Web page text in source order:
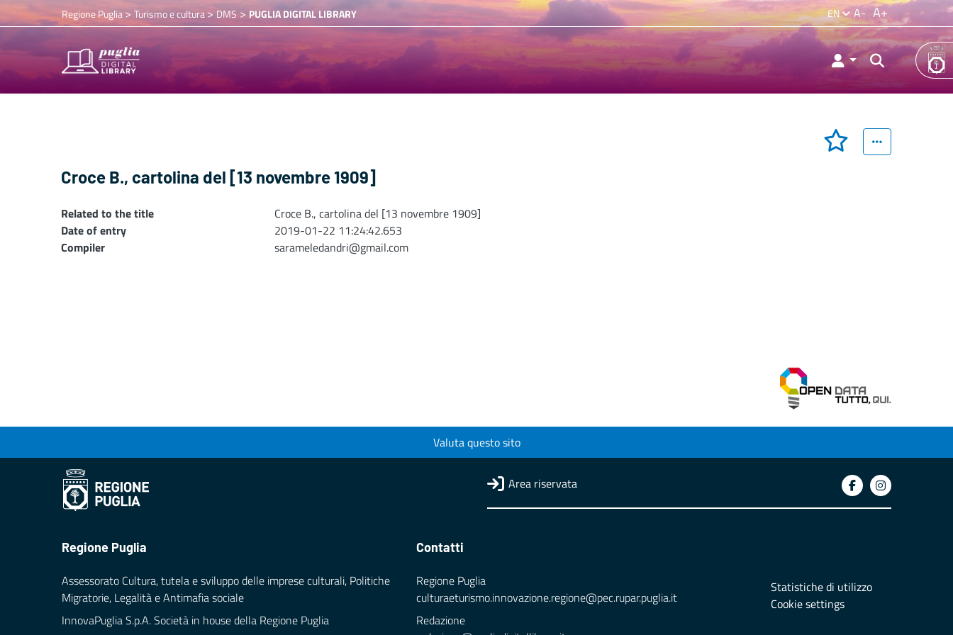
Regione Puglia> Turismo e cultura>DMS > PUGLIA DIGITAL LIBRARY EN A- A+
Croce B., cartolina del [13 novembre 1909]
Related to the title
Croce B., cartolina del [13 novembre 1909]
Date of entry
2019-01-22 11:24:42.653
Compiler
sarameledandri@gmail.com
Valuta questo sito
Area riservata
Regione Puglia
Assessorato Cultura, tutela e sviluppo delle imprese culturali, Politiche
Migratorie, Legalità e Antimafia sociale
InnovaPuglia S.p.A. Società in house della Regione Puglia
Contatti
Regione Puglia
culturaeturismo.innovazione.regione@pec.rupar.puglia.it
Redazione
Statistiche di utilizzo
Cookie settings